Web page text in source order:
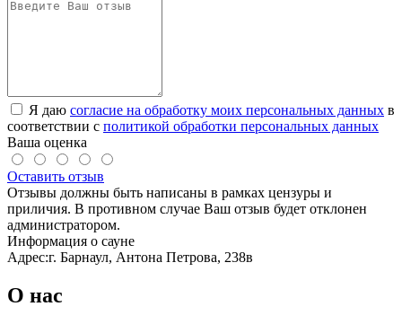
Я даю согласие на обработку моих персональных данных в
соответствии с политикой обработки персональных данных
Ваша оценка
Оставить отзыв
Отзывы должны быть написаны в рамках цензуры и
приличия. В противном случае Ваш отзыв будет отклонен
администратором.
Информация о сауне
Адрес:г. Барнаул, Антона Петрова, 238в
О нас